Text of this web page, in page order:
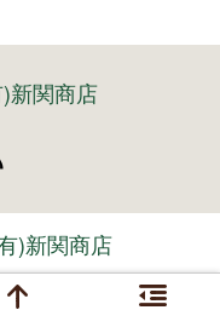
新関商店
)新関商店